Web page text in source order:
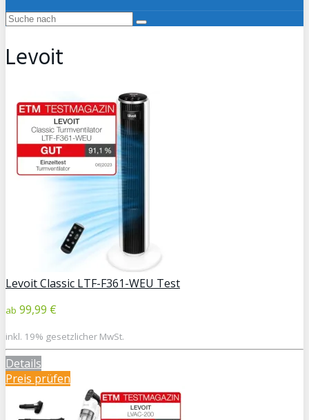
Levoit
Levoit Classic LTF-F361-WEU Test
ab 99,99 €
inkl. 19% gesetzlicher MwSt.
Details
Preis prüfen